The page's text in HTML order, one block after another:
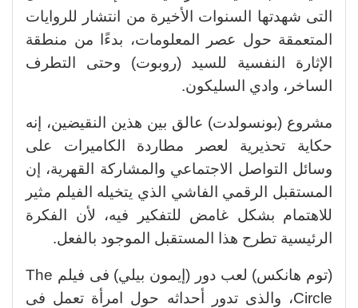
التى شهدتها السنوات الأخيرة من انتشار للروايات
المتعمقة حول عصر المعلومات، بدءًا من منطقة
الإثارة النفسية للسيد (روبوت) وحتى التطرف
الساخر، وادي السليكون.
مشروع (بونسولدت) عالق بين هذين النقيضين، إنه
حكاية تحذيرية لعصر مطاردة الكاميرات على
وسائل التواصل الاجتماعي والمشاركة القهرية، إن
المستقبل الرقمي الفاشي الذي يتخيله الفيلم مثير
للاهتمام بشكل غامض للتفكير فيه، لأن الفكرة
الرئيسية تطرح هذا المستقبل الموجود بالفعل.
(توم هانكس) لعب دور (إيمون بيلي) فى فيلم The
Circle، والذى تدور أحداثه حول امرأة تعمل فى